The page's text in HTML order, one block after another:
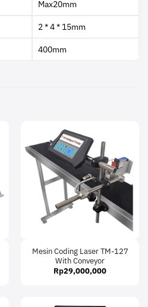
Max20mm
2 * 4 * 15mm
400mm
Mesin Coding Laser TM-127
With Conveyor
Rp29,000,000